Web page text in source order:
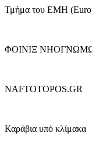
Τμήμα του ΕΜΗ
ΦΟΙΝΙΞ
NAFTOTOPOS.GR
Καράβια υπό κλίμακα